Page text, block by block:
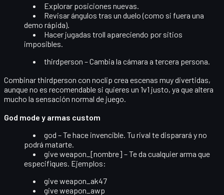
Explorar posiciones nuevas.
Revisar ángulos tras un duelo (como si fuera una
demo rápida).
Hacer jugadas troll apareciendo por sitios
imposibles.
thirdperson – Cambia la cámara a tercera persona.
Combinar thirdperson con noclip crea escenas muy divertidas,
aunque no es recomendable si quieres un 1v1 justo, ya que altera
mucho la sensación normal de juego.
God mode y armas custom
god – Te hace invencible. Tu rival te disparará y no
podrá matarte.
give weapon_[nombre] – Te da cualquier arma que
especifiques. Ejemplos:
give weapon_ak47
give weapon_awp